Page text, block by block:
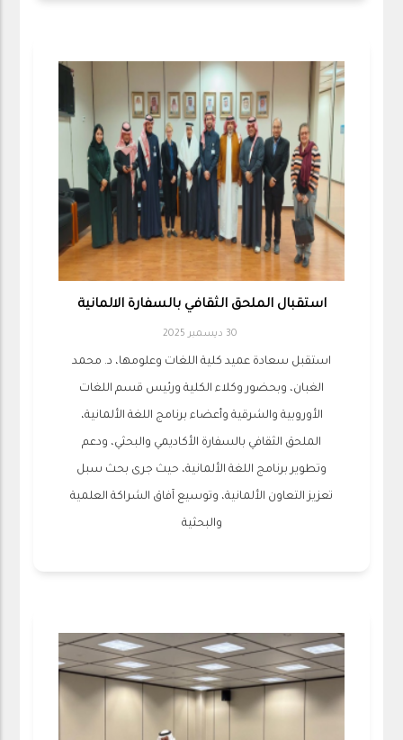
استقبال الملحق الثقافي بالسفارة الالمانية
30 ديسمبر 2025
استقبل سعادة عميد كلية اللغات وعلومها، د. محمد
الغبان، وبحضور وكلاء الكلية ورئيس قسم اللغات
الأوروبية والشرقية وأعضاء برنامج اللغة الألمانية،
الملحق الثقافي بالسفارة الأكاديمي والبحثي، ودعم
وتطوير برنامج اللغة الألمانية، حيث جرى بحث سبل
تعزيز التعاون الألمانية، وتوسيع آفاق الشراكة العلمية
والبحثية